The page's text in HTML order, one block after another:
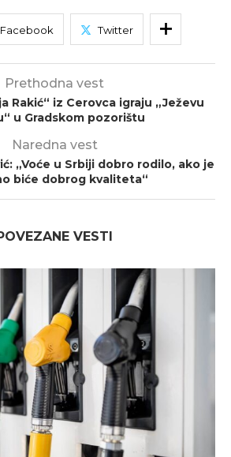
Facebook Twitter
Prethodna vest
Rakić“ iz Cerovca igraju „Ježevu
u Gradskom pozorištu
Naredna vest
„Voće u Srbiji dobro rodilo, ako je
biće dobrog kvaliteta“
VESTI